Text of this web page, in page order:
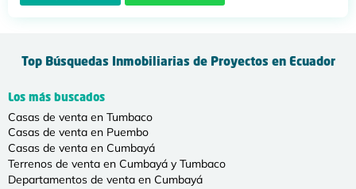
Top Búsquedas Inmobiliarias de Proyectos en Ecuador
Los más buscados
Casas de venta en Tumbaco
Casas de venta en Puembo
Casas de venta en Cumbayá
Terrenos de venta en Cumbayá y Tumbaco
Departamentos de venta en Cumbayá